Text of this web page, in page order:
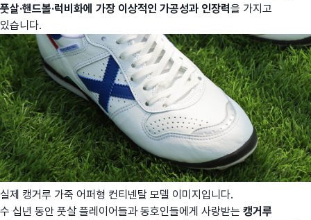
풋살·핸드볼·럭비화에 가장 이상적인 가공성과 인장력을 가지고
있습니다.
실제 캥거루 가죽 어퍼형 컨티넨탈 모델 이미지입니다.
수 십년 동안 풋살 플레이어들과 동호인들에게 사랑받는 캥거루